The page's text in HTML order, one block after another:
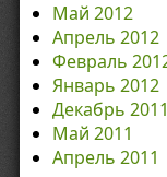
Май 2012
Апрель 2012
Февраль
Январь 2012
Декабрь 2011
Май 2011
Апрель 2011